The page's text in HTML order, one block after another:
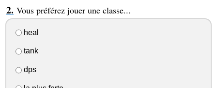
Vous préférez jouer une classe...
heal
tank
dps